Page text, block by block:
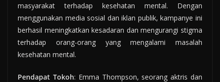
masyarakat terhadap kesehatan mental. Dengan
menggunakan media sosial dan iklan publik, kampanye ini
berhasil meningkatkan kesadaran dan mengurangi stigma
terhadap orang-orang yang mengalami masalah
kesehatan mental.
Pendapat Tokoh: Emma Thompson, seorang aktris dan